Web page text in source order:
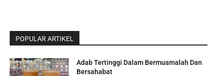
POPULAR ARTIKEL
Adab Tertinggi Dalam Bermuamalah Dan
Bersahabat